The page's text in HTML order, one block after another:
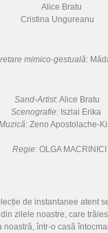
Alice Bratu
Cristina Ungureanu
mimico-gestuală:
Sand-Artist: Alice Bratu
Scenografie: Iszlai Erika
: Zeno Apostolache-
Regie: OLGA MACRINICI
de instantanee atent
zilele noastre, care
noastră, într-o casă